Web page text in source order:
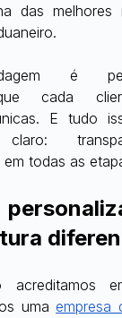
das
é
cada
E tudo
claro:
todas as
uma empresa